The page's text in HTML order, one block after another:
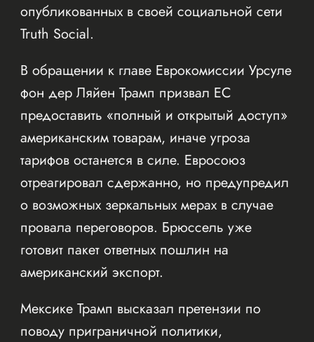
опубликованных в своей социальной сети
Truth Social.
В обращении к главе Еврокомиссии Урсуле
фон дер Ляйен Трамп призвал ЕС
предоставить «полный и открытый доступ»
американским товарам, иначе угроза
тарифов останется в силе. Евросоюз
отреагировал сдержанно, но предупредил
о возможных зеркальных мерах в случае
провала переговоров. Брюссель уже
готовит пакет ответных пошлин на
американский экспорт.
Мексике Трамп высказал претензии по
поводу приграничной политики,